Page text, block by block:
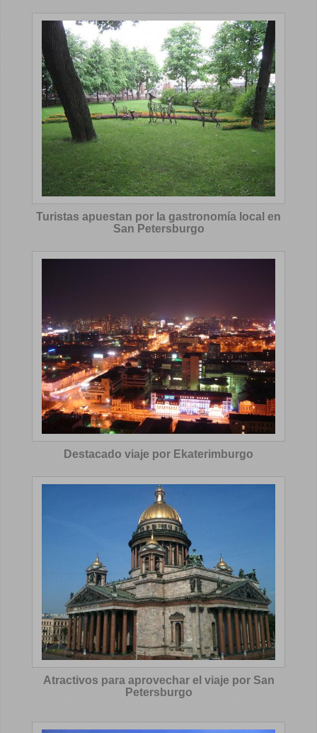
Turistas apuestan por la gastronomía local en
San Petersburgo
Destacado viaje por Ekaterimburgo
Atractivos para aprovechar el viaje por San
Petersburgo